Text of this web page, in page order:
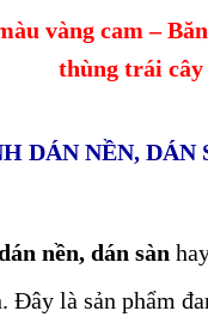
vàng cam –
thùng trái cây
DÁN NỀN, DÁN
nền, dán sàn
Đây là sản phẩm